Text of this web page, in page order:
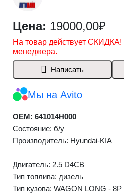
Цена: 19000,00₽
На товар действует СКИДКА!
менеджера.
Написать
Мы на Avito
OEM: 641014H000
Состояние: б/у
Производитель: Hyundai-KIA
Двигатель: 2.5 D4CB
Тип топлива: дизель
Тип кузова: WAGON LONG -